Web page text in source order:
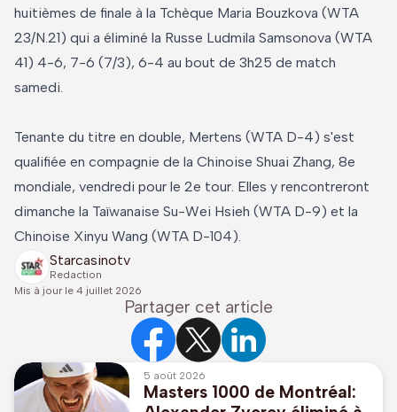
huitièmes de finale à la Tchèque Maria Bouzkova (WTA
23/N.21) qui a éliminé la Russe Ludmila Samsonova (WTA
41) 4-6, 7-6 (7/3), 6-4 au bout de 3h25 de match
samedi.
Tenante du titre en double, Mertens (WTA D-4) s'est
qualifiée en compagnie de la Chinoise Shuai Zhang, 8e
mondiale, vendredi pour le 2e tour. Elles y rencontreront
dimanche la Taïwanaise Su-Wei Hsieh (WTA D-9) et la
Chinoise Xinyu Wang (WTA D-104).
Starcasinotv
Redaction
Mis à jour le 4 juillet 2026
Partager cet article
5 août 2026
Masters 1000 de Montréal: